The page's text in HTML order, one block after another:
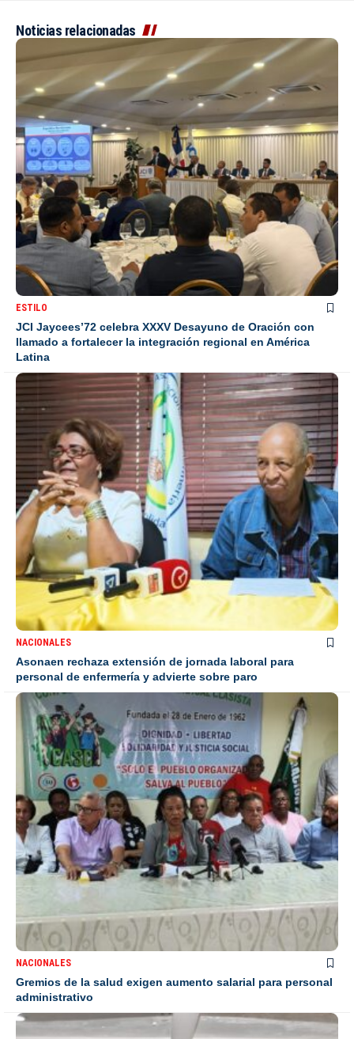
Noticias relacionadas
ESTILO
JCI Jaycees’72 celebra XXXV Desayuno de Oración con
llamado a fortalecer la integración regional en América
Latina
NACIONALES
Asonaen rechaza extensión de jornada laboral para
personal de enfermería y advierte sobre paro
NACIONALES
Gremios de la salud exigen aumento salarial para personal
administrativo